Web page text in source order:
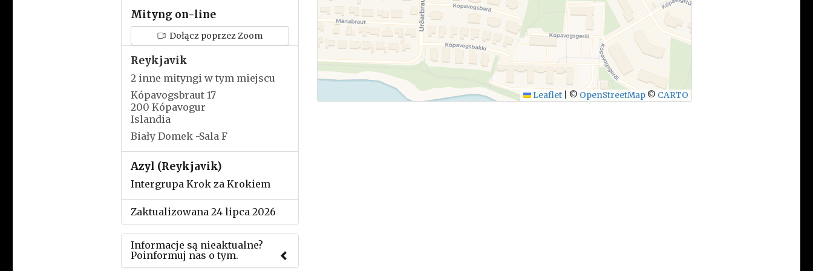
Mityng on-line
Dołącz poprzez Zoom
Reykjavik
2 inne mityngi w tym miejscu
Kópavogsbraut 17
200 Kópavogur
Islandia
Biały Domek -Sala F
Azyl (Reykjavik)
Intergrupa Krok za Krokiem
Zaktualizowana 24 lipca 2026
Informacje są nieaktualne?
Poinformuj nas o tym.
Leaflet © OpenStreetMap © CARTO